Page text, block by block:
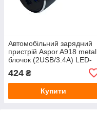
Автомобільний зарядний
пристрій Aspor A918 metal
блочок (2USB/3.4A) LED-
424 ₴
Купити